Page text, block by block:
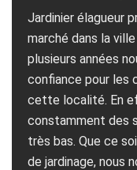
Jardinier élagueur
marché dans la
plusieurs années
confiance pour les
cette localité. En
constamment des
très bas. Que ce
de jardinage, nous